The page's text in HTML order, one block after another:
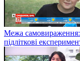
Межа самовираження:
підліткові